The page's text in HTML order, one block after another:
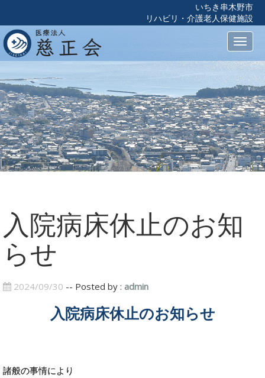
いちき串木野市
リハビリ・介護老人保健施設
入院病床休止のお知
らせ
2024/09/30 -- Posted by : admin
入院病床休止のお知らせ
諸般の事情により